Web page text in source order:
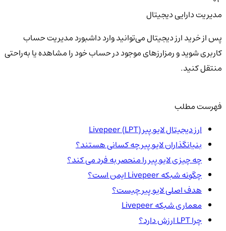
مدیریت دارایی دیجیتال
پس از خرید ارز دیجیتال می‌توانید وارد داشبورد مدیریت حساب
کاربری شوید و رمزارزهای موجود در حساب خود را مشاهده یا به‌راحتی
منتقل کنید.
فهرست مطلب
ارز دیجیتال لایو پیر Livepeer (LPT)
بنیانگذاران لایو پیر چه کسانی هستند؟
چه چیزی لایو پیر را منحصر به فرد می کند؟
چگونه شبکه Livepeer ایمن است؟
هدف اصلی لایو پیر چیست؟
معماری شبکه Livepeer
چرا LPT ارزش دارد؟